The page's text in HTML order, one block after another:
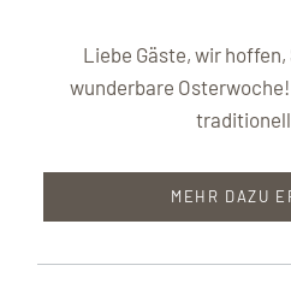
Liebe Gäste, wir
wunderbare
MEHR DAZU